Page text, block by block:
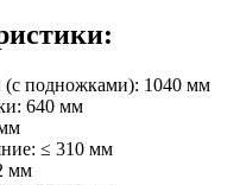
(с подножками): 1040 мм
640 мм
≤ 310 мм
мм